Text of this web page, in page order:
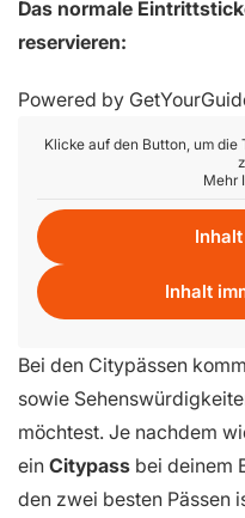
Das normale
reservieren:
Powered by
Klicke auf den Button, um die
Mehr
Inhalt
Bei den Citypässen
sowie
möchtest. Je nachdem
ein Citypass bei deinem
den zwei besten Pässen